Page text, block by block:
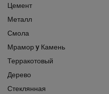
Цемент
Металл
Смола
Мрамор y Камень
Терракотовый
Дерево
Стеклянная